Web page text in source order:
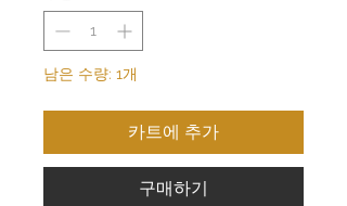
남은 수량: 1개
카트에 추가
구매하기